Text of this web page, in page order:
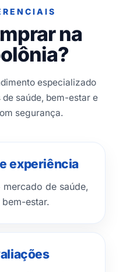
na
especializado
saúde, bem-estar e
segurança.
experiência
de saúde,
estar.